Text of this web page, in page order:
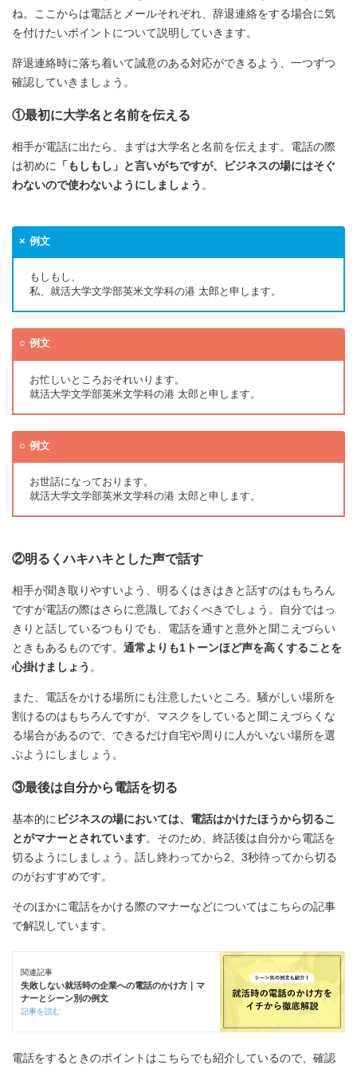
ね。ここからは電話とメールそれぞれ、辞退連絡をする場合に気
を付けたいポイントについて説明していきます。
辞退連絡時に落ち着いて誠意のある対応ができるよう、一つずつ
確認していきましょう。
①最初に大学名と名前を伝える
相手が電話に出たら、まずは大学名と名前を伝えます。電話の際
は初めに
「もしもし」と言いがちですが、ビジネスの場にはそぐ
わないので使わないようにしましょう 。
例文
もしもし、
私、就活大学文学部英米文学科の港 太郎と申します。
例文
お忙しいところおそれいります。
就活大学文学部英米文学科の港 太郎と申します。
例文
お世話になっております。
就活大学文学部英米文学科の港 太郎と申します。
②明るくハキハキとした声で話す
相手が聞き取りやすいよう、明るくはきはきと話すのはもちろん
ですが電話の際はさらに意識しておくべきでしょう。自分ではっ
きりと話しているつもりでも、電話を通すと意外と聞こえづらい
ときもあるものです。 通常よりも1トーンほど声を高くすることを
心掛けましょう 。
また、電話をかける場所にも注意したいところ。騒がしい場所を
割けるのはもちろんですが、マスクをしていると聞こえづらくな
る場合があるので、できるだけ自宅や周りに人がいない場所を選
ぶようにしましょう。
③最後は自分から電話を切る
基本的に ビジネスの場においては、電話はかけたほうから切るこ
とがマナーとされています。そのため、終話後は自分から電話を
切るようにしましょう。話し終わってから2、3秒待ってから切る
のがおすすめです。
そのほかに電話をかける際のマナーなどについてはこちらの記事
で解説しています。
関連記事
失敗しない就活時の企業への電話のかけ方｜マ
ナーとシーン別の例文
記事を読む
電話をするときのポイントはこちらでも紹介しているので、確認